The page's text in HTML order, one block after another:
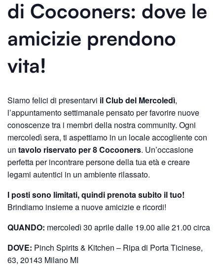
di Cocooners: dove le
amicizie prendono
vita!
Siamo felici di presentarvi il Club del Mercoledì,
l’appuntamento settimanale pensato per favorire nuove
conoscenze tra i membri della nostra community. Ogni
mercoledì sera, ti aspettiamo in un locale accogliente con
un tavolo riservato per 8 Cocooners. Un’occasione
perfetta per incontrare persone della tua età e creare
legami autentici in un ambiente rilassato.
I posti sono limitati, quindi prenota subito il tuo!
Brindiamo insieme a nuove amicizie e ricordi!
QUANDO: mercoledì 30 aprile dalle 19.00 alle 21.00 circa
DOVE: Pinch Spirits & Kitchen – Ripa di Porta Ticinese,
63, 20143 Milano MI